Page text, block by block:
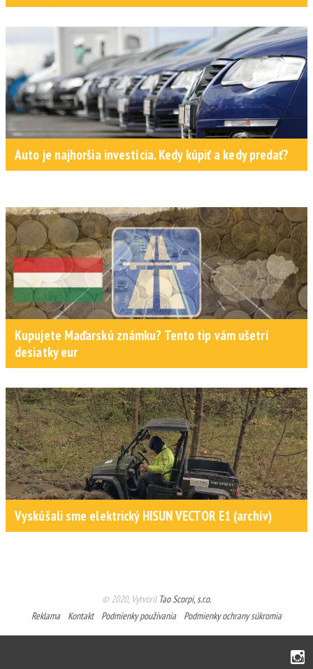
Auto je najhoršia investícia. Kedy kúpiť a kedy predať?
Kupujete Maďarskú známku? Tento tip vám ušetrí
desiatky eur
Vyskúšali sme elektrický HISUN VECTOR E1 (archív)
© 2020, Vytvoril Tao Scorpi, s.r.o.
Reklama
Kontakt Podmienky používania Podmienky ochrany súkromia
Instagram